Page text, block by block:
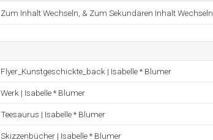
Zum Inhalt Wechseln, & Zum Sekundären Inhalt Wechseln.
Flyer_Kunstgeschickte_back | Isabelle * Blumer
Werk | Isabelle * Blumer
Teesaurus | Isabelle * Blumer
Skizzenbücher | Isabelle * Blumer